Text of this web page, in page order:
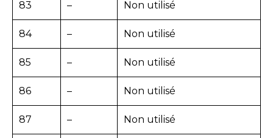
83 – Non utilisé
84 – Non utilisé
85 – Non utilisé
86 – Non utilisé
87 – Non utilisé